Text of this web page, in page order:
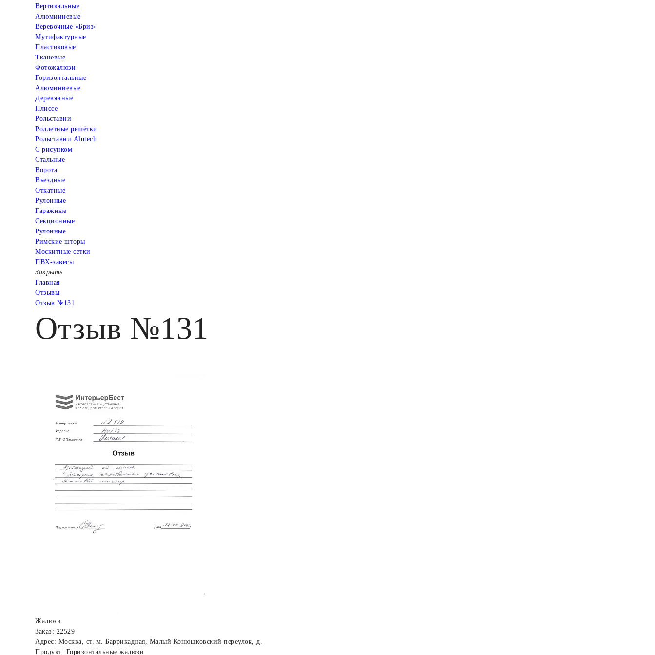
Вертикальные
Алюмииневые
Веревочные «Бриз»
Мутифактурные
Пластиковые
Тканевые
Фотожалюзи
Горизонтальные
Алюминиевые
Деревянные
Плиссе
Рольставни
Роллетные решётки
Рольставни Alutech
С рисунком
Стальные
Ворота
Въездные
Откатные
Рулонные
Гаражные
Cекционные
Рулонные
Римские шторы
Москитные сетки
ПВХ-завесы
Закрыть
Главная
Отзывы
Отзыв №131
Отзыв №131
Жалюзи
Заказ: 22529
Адрес: Москва, ст. м. Баррикадная, Малый Конюшковский переулок, д.
Продукт: Горизонтальные жалюзи